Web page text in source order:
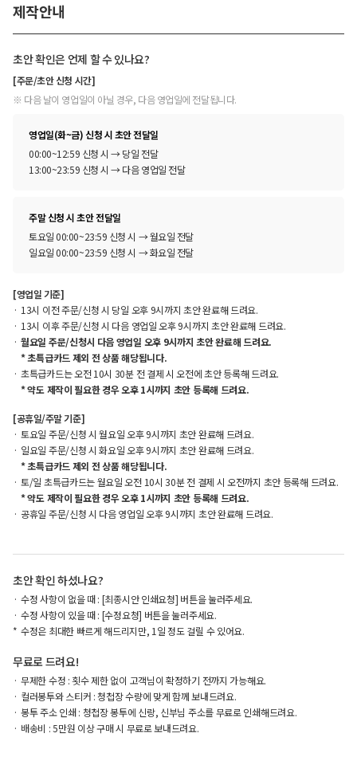
제작안내
초안 확인은 언제 할 수 있나요?
[주문/초안 신청 시간]
※ 다음 날이 영업일이 아닐 경우, 다음 영업일에 전달됩니다.
영업일(화~금) 신청 시 초안 전달일
00:00~12:59 신청 시 → 당일 전달
13:00~23:59 신청 시 → 다음 영업일 전달
주말 신청 시 초안 전달일
토요일 00:00~23:59 신청 시 → 월요일 전달
일요일 00:00~23:59 신청 시 → 화요일 전달
[영업일 기준]
13시 이전 주문/신청 시 당일 오후 9시까지 초안 완료해 드려요.
13시 이후 주문/신청 시 다음 영업일 오후 9시까지 초안 완료해 드려요.
월요일 주문/신청시 다음 영업일 오후 9시까지 초안 완료해 드려요.
* 초특급카드 제외 전 상품 해당됩니다.
초특급카드는 오전 10시 30분 전 결제 시 오전에 초안 등록해 드려요.
* 약도 제작이 필요한 경우 오후 1시까지 초안 등록해 드려요.
[공휴일/주말 기준]
토요일 주문/신청 시 월요일 오후 9시까지 초안 완료해 드려요.
일요일 주문/신청 시 화요일 오후 9시까지 초안 완료해 드려요.
* 초특급카드 제외 전 상품 해당됩니다.
토/일 초특급카드는 월요일 오전 10시 30분 전 결제 시 오전까지 초안 등록해 드려요.
* 약도 제작이 필요한 경우 오후 1시까지 초안 등록해 드려요.
공휴일 주문/신청 시 다음 영업일 오후 9시까지 초안 완료해 드려요.
초안 확인 하셨나요?
수정 사항이 없을 때 : [최종시안 인쇄요청] 버튼을 눌러주세요.
수정 사항이 있을 때 : [수정요청] 버튼을 눌러주세요.
수정은 최대한 빠르게 해드리지만, 1일 정도 걸릴 수 있어요.
무료로 드려요!
무제한 수정 : 횟수 제한 없이 고객님이 확정하기 전까지 가능해요.
컬러봉투와 스티커 : 청첩장 수량에 맞게 함께 보내드려요.
봉투 주소 인쇄 : 청첩장 봉투에 신랑, 신부님 주소를 무료로 인쇄해드려요.
배송비 : 5만원 이상 구매 시 무료로 보내드려요.